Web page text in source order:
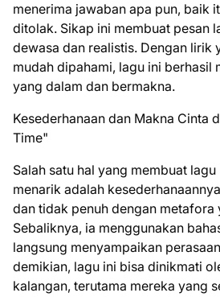
menerima jawaban apa pun, baik
ditolak. Sikap ini membuat pesan
dewasa dan realistis. Dengan lirik
mudah dipahami, lagu ini berhasil
yang dalam dan bermakna.
Kesederhanaan dan Makna Cinta
Time"
Salah satu hal yang membuat
menarik adalah
dan tidak penuh dengan metafora
Sebaliknya, ia menggunakan
langsung menyampaikan
demikian, lagu ini bisa dinikmati
kalangan, terutama mereka yang